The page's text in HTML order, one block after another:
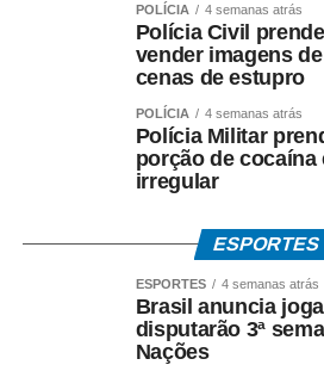
POLÍCIA 4 semanas atrás
Polícia Civil
vender imagens
cenas de estupro
POLÍCIA 4 semanas atrás
Polícia Militar
porção de cocaína
irregular
ESPORTES
ESPORTES 4 semanas atrás
Brasil anuncia
disputarão 3ª
Nações